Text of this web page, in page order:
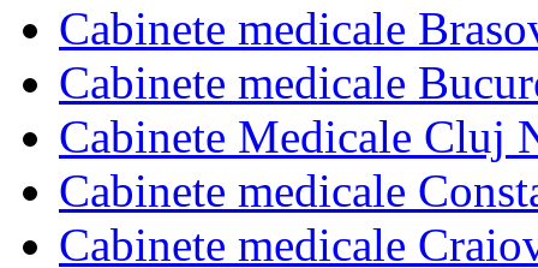
Cabinete medicale
Cabinete medicale
Cabinete Medicale Cluj
Cabinete medicale
Cabinete medicale